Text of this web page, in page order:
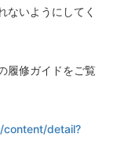
ないようにしてく
履修ガイドをご覧
content/detail?